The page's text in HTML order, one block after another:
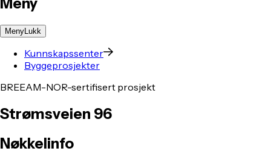
MenyLukk
Kunnskapssenter
Byggeprosjekter
BREEAM-NOR-sertifisert prosjekt
Strømsveien 96
Nøkkelinfo